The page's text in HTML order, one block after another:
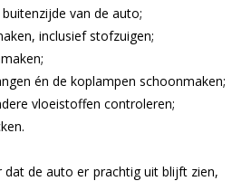
van de auto;
inclusief stofzuigen;
én de koplampen schoonmaken;
vloeistoffen controleren;
de auto er prachtig uit blijft zien,